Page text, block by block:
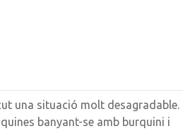
una situació molt desagradable.
banyant-se amb burquini i